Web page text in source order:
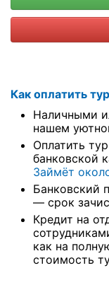
Как оплатить
Наличными
нашем
Оплатить
банковской
Займёт
Банковский
— срок
Кредит на
как на
стоимость